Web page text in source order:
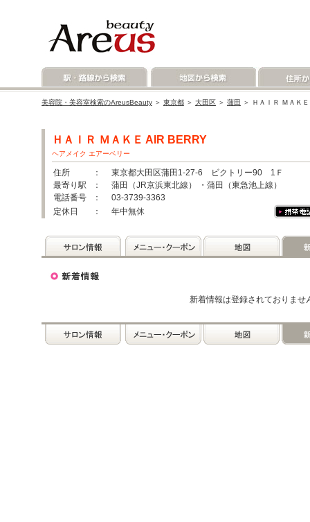
美容院・美容室検索のAreusBeauty ＞ 東京都 ＞ 大田区 ＞ 蒲田 ＞ ＨＡＩＲ ＭＡＫ
ＨＡＩＲ ＭＡＫＥ AIR BERRY
ヘアメイク エアーベリー
住所
： 東京都大田区蒲田1-27-6 ビクトリー90 1Ｆ
最寄り駅
： 蒲田（JR京浜東北線） ・蒲田（東急池上線）
電話番号
： 03-3739-3363
定休日
： 年中無休
新着情報は登録されておりませ